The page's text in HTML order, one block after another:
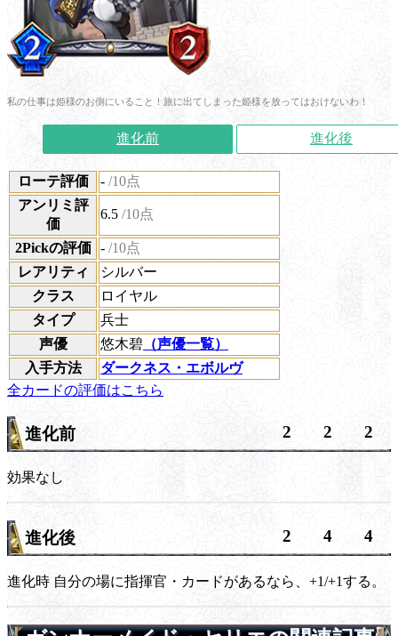
私の仕事は姫様のお側にいること！旅に出てしまった姫様を放ってはおけないわ！
進化前 進化後
ローテ評価 - /10点
アンリミ評
価
6.5 /10点
2Pickの評価 - /10点
レアリティ
シルバー
クラス
ロイヤル
タイプ
兵士
声優
悠木碧 （声優一覧）
入手方法
ダークネス・エボルヴ
全カードの評価はこちら
進化前 2 2 2
効果なし
進化後 2 4 4
進化時 自分の場に指揮官・カードがあるなら、+1/+1する。